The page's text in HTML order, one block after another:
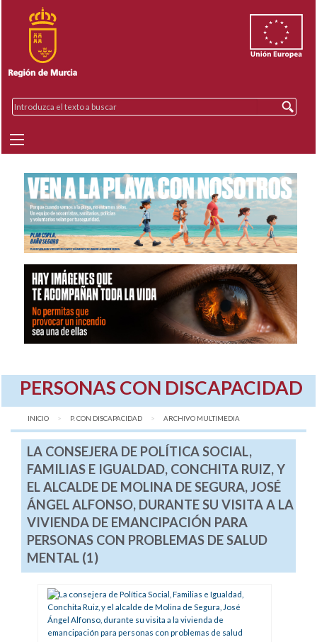
PERSONAS CON DISCAPACIDAD
INICIO P. CON DISCAPACIDAD AQUÍ:
ARCHIVO MULTIMEDIA
LA CONSEJERA DE POLÍTICA SOCIAL,
FAMILIAS E IGUALDAD, CONCHITA RUIZ, Y
EL ALCALDE DE MOLINA DE SEGURA, JOSÉ
ÁNGEL ALFONSO, DURANTE SU VISITA A LA
VIVIENDA DE EMANCIPACIÓN PARA
PERSONAS CON PROBLEMAS DE SALUD
MENTAL (1)